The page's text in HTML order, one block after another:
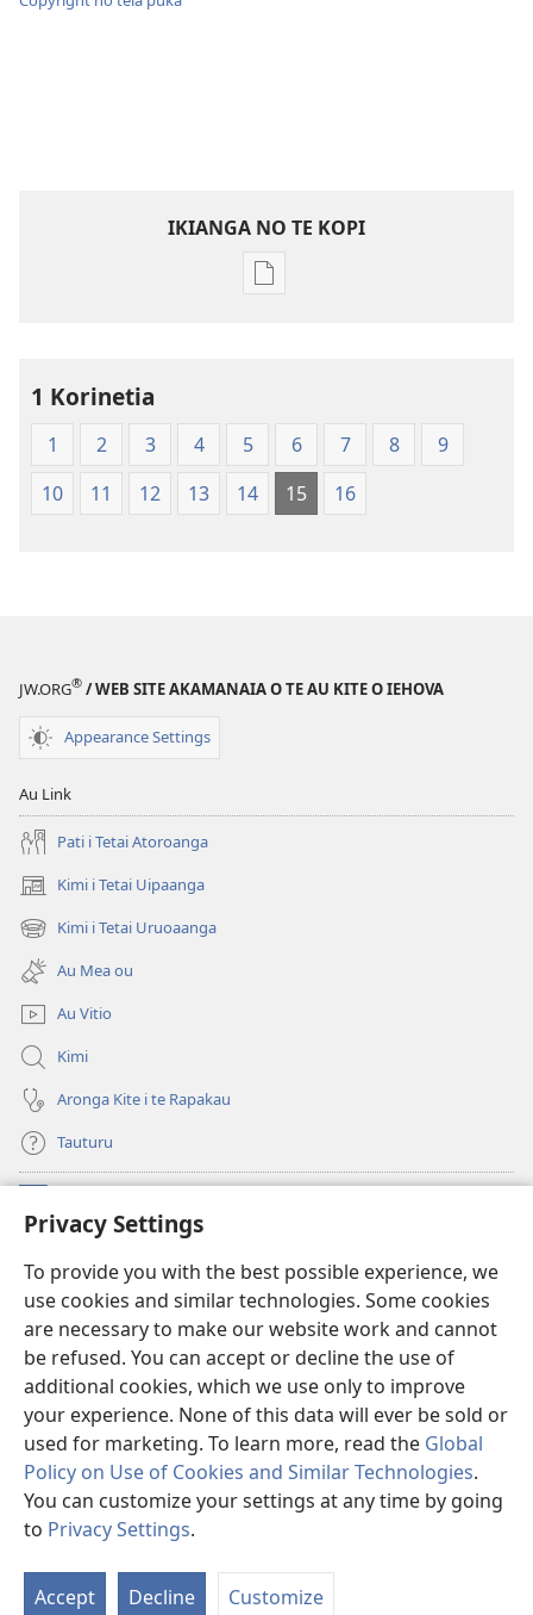
Privacy Settings
To provide you with the best possible experience, we
use cookies and similar technologies. Some cookies
are necessary to make our website work and cannot
be refused. You can accept or decline the use of
additional cookies, which we use only to improve
your experience. None of this data will ever be sold or
used for marketing. To learn more, read the Global
Policy on Use of Cookies and Similar Technologies.
You can customize your settings at any time by going
to Privacy Settings.
Accept Decline Customize
IKIANGA NO TE KOPI
Publication
Tapu
1 Korinetia
1 2 3 4 5 6 7 8
9
10
11 12 13 14 15 16
JW.ORG® / WEB SITE AKAMANAIA O TE AU KITE O IEHOVA
Appearance Settings
Au Link
Pati i Tetai Atoroanga
Kimi i Tetai Uipaanga
(opens
new
window)
Kimi i Tetai Uruoaanga
(opens
new
window)
Au Mea ou
Au Vitio
Kimi
Aronga Kite i te Rapakau
Tauturu
(opens
new
Watchtower ONLINE LIBRARY™
(opens
new
window)JW Hub
(opens
new
window)JW Library ®
Copyright© 2026 Watch Tower Bible and Tract Society of Pennsylvania.
TURE NO TE TAANGAANGA ANGA I TE WEB SITE